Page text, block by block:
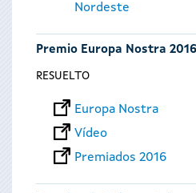
Nordeste
Premio Europa Nostra 2016
RESUELTO
Europa Nostra
Vídeo
Premiados 2016